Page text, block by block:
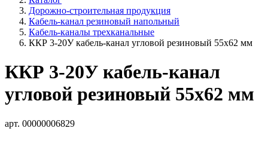
Дорожно-строительная продукция
Кабель-канал резиновый напольный
Кабель-каналы трехканальные
ККР 3-20У кабель-канал угловой резиновый 55х62 мм
ККР 3-20У кабель-канал
угловой резиновый 55х62 мм
арт. 00000006829